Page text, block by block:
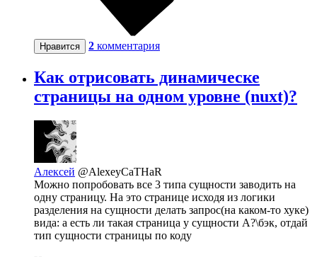
Нравится 2 комментария
Как отрисовать динамическе
страницы на одном уровне (nuxt)?
Алексей @AlexeyCaTHaR
Можно попробовать все 3 типа сущности заводить на
одну страницу. На это странице исходя из логики
разделения на сущности делать запрос(на каком-то хуке)
вида: а есть ли такая страница у сущности А?\бэк, отдай
тип сущности страницы по коду